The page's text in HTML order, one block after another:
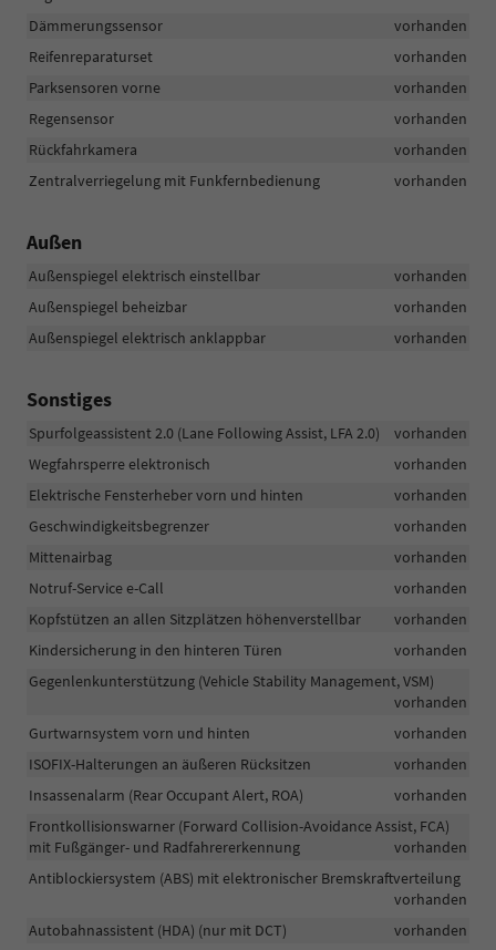
Dämmerungssensor
vorhanden
Reifenreparaturset
vorhanden
Parksensoren vorne
vorhanden
Regensensor
vorhanden
Rückfahrkamera
vorhanden
Zentralverriegelung mit Funkfernbedienung
vorhanden
Außen
Außenspiegel elektrisch einstellbar
vorhanden
Außenspiegel beheizbar
vorhanden
Außenspiegel elektrisch anklappbar
vorhanden
Sonstiges
Spurfolgeassistent 2.0 (Lane Following Assist, LFA 2.0)
vorhanden
Wegfahrsperre elektronisch
vorhanden
Elektrische Fensterheber vorn und hinten
vorhanden
Geschwindigkeitsbegrenzer
vorhanden
Mittenairbag
vorhanden
Notruf-Service e-Call
vorhanden
Kopfstützen an allen Sitzplätzen höhenverstellbar
vorhanden
Kindersicherung in den hinteren Türen
vorhanden
Gegenlenkunterstützung (Vehicle Stability Management, VSM)
vorhanden
Gurtwarnsystem vorn und hinten
vorhanden
ISOFIX-Halterungen an äußeren Rücksitzen
vorhanden
Insassenalarm (Rear Occupant Alert, ROA)
vorhanden
Frontkollisionswarner (Forward Collision-Avoidance Assist, FCA)
mit Fußgänger- und Radfahrererkennung
vorhanden
Antiblockiersystem (ABS) mit elektronischer Bremskraftverteilung
vorhanden
Autobahnassistent (HDA) (nur mit DCT)
vorhanden